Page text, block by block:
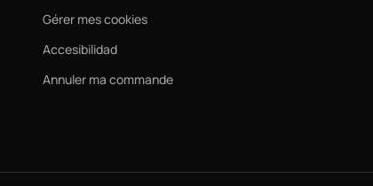
Gérer mes cookies
Accesibilidad
Annuler ma commande